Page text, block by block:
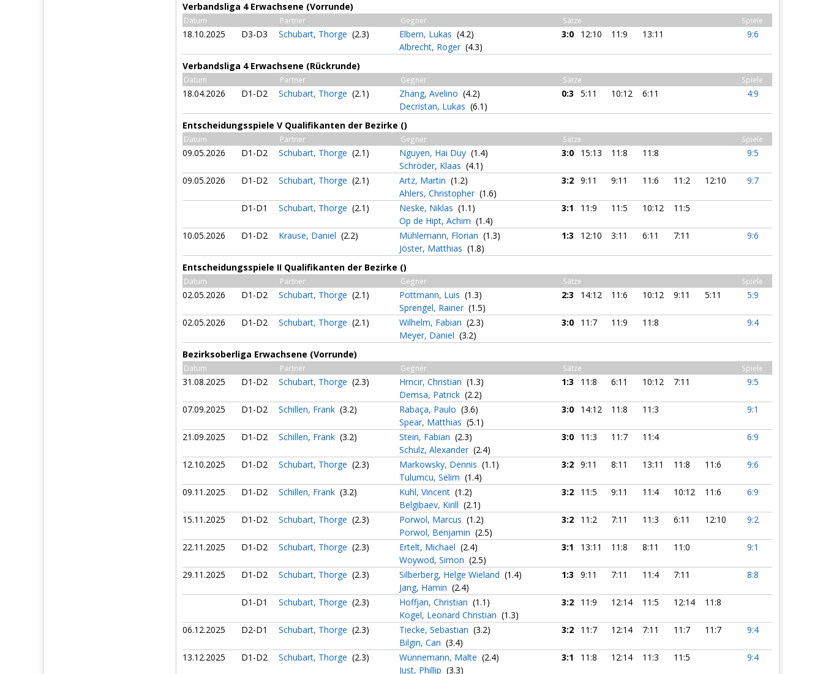
Verbandsliga 4 Erwachsene (Vorrunde)
Datum Partner Gegner Sätze Spiele
18.10.2025 D3-D3 Schubart, Thorge (2.3) Elbern, Lukas (4.2)
Albrecht, Roger (4.3)
3:0 12:10 11:9 13:11 9:6
Verbandsliga 4 Erwachsene (Rückrunde)
Datum Partner Gegner Sätze Spiele
18.04.2026 D1-D2 Schubart, Thorge (2.1) Zhang, Avelino (4.2)
Decristan, Lukas (6.1)
0:3 5:11 10:12 6:11 4:9
Entscheidungsspiele V Qualifikanten der Bezirke ()
Datum Partner Gegner Sätze Spiele
09.05.2026 D1-D2 Schubart, Thorge (2.1) Nguyen, Hai Duy (1.4)
Schröder, Klaas (4.1)
3:0 15:13 11:8 11:8 9:5
09.05.2026 D1-D2 Schubart, Thorge (2.1) Artz, Martin (1.2)
Ahlers, Christopher (1.6)
3:2 9:11 9:11 11:6 11:2 12:10 9:7
D1-D1 Schubart, Thorge (2.1) Neske, Niklas (1.1)
Op de Hipt, Achim (1.4)
3:1 11:9 11:5 10:12 11:5
10.05.2026 D1-D2 Krause, Daniel (2.2) Mühlemann, Florian (1.3)
Jöster, Matthias (1.8)
1:3 12:10 3:11 6:11 7:11 9:6
Entscheidungsspiele II Qualifikanten der Bezirke ()
Datum Partner Gegner Sätze Spiele
02.05.2026 D1-D2 Schubart, Thorge (2.1) Pottmann, Luis (1.3)
Sprengel, Rainer (1.5)
2:3 14:12 11:6 10:12 9:11 5:11 5:9
02.05.2026 D1-D2 Schubart, Thorge (2.1) Wilhelm, Fabian (2.3)
Meyer, Daniel (3.2)
3:0 11:7 11:9 11:8 9:4
Bezirksoberliga Erwachsene (Vorrunde)
Datum Partner Gegner Sätze Spiele
31.08.2025 D1-D2 Schubart, Thorge (2.3) Hrncir, Christian (1.3)
Demsa, Patrick (2.2)
1:3 11:8 6:11 10:12 7:11 9:5
07.09.2025 D1-D2 Schillen, Frank (3.2) Rabaça, Paulo (3.6)
Spear, Matthias (5.1)
3:0 14:12 11:8 11:3 9:1
21.09.2025 D1-D2 Schillen, Frank (3.2) Stein, Fabian (2.3)
Schulz, Alexander (2.4)
3:0 11:3 11:7 11:4 6:9
12.10.2025 D1-D2 Schubart, Thorge (2.3) Markowsky, Dennis (1.1)
Tulumcu, Selim (1.4)
3:2 9:11 8:11 13:11 11:8 11:6 9:6
09.11.2025 D1-D2 Schillen, Frank (3.2) Kuhl, Vincent (1.2)
Belgibaev, Kirill (2.1)
3:2 11:5 9:11 11:4 10:12 11:6 6:9
15.11.2025 D1-D2 Schubart, Thorge (2.3) Porwol, Marcus (1.2)
Porwol, Benjamin (2.5)
3:2 11:2 7:11 11:3 6:11 12:10 9:2
22.11.2025 D1-D2 Schubart, Thorge (2.3) Ertelt, Michael (2.4)
Woywod, Simon (2.5)
3:1 13:11 11:8 8:11 11:0 9:1
29.11.2025 D1-D2 Schubart, Thorge (2.3) Silberberg, Helge Wieland (1.4)
Jang, Hamin (2.4)
1:3 9:11 7:11 11:4 7:11 8:8
D1-D1 Schubart, Thorge (2.3) Hoffjan, Christian (1.1)
Kogel, Leonard Christian (1.3)
3:2 11:9 12:14 11:5 12:14 11:8
06.12.2025 D2-D1 Schubart, Thorge (2.3) Tiecke, Sebastian (3.2)
Bilgin, Can (3.4)
3:2 11:7 12:14 7:11 11:7 11:7 9:4
13.12.2025 D1-D2 Schubart, Thorge (2.3) Wünnemann, Malte (2.4)
Just, Phillip (3.3)
3:1 11:8 12:14 11:3 11:5 9:4